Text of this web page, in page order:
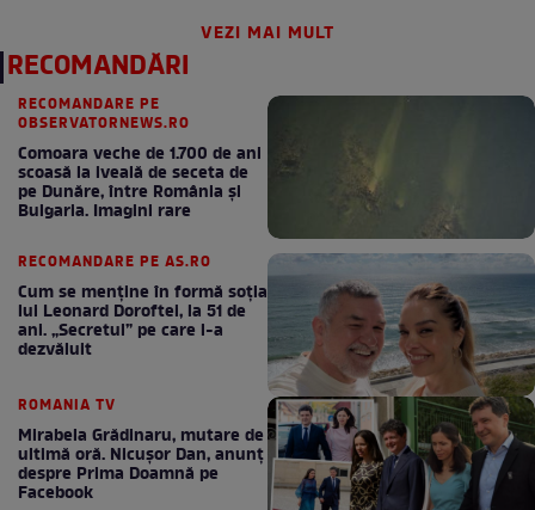
VEZI MAI MULT
RECOMANDĂRI
RECOMANDARE PE
OBSERVATORNEWS.RO
Comoara veche de 1.700 de ani
scoasă la iveală de seceta de
pe Dunăre, între România şi
Bulgaria. Imagini rare
RECOMANDARE PE AS.RO
Cum se menţine în formă soţia
lui Leonard Doroftei, la 51 de
ani. „Secretul” pe care l-a
dezvăluit
ROMANIA TV
Mirabela Grădinaru, mutare de
ultimă oră. Nicuşor Dan, anunţ
despre Prima Doamnă pe
Facebook